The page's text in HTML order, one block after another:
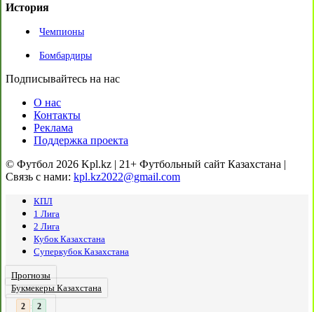
История
Чемпионы
Бомбардиры
Подписывайтесь на нас
О нас
Контакты
Реклама
Поддержка проекта
© Футбол 2026 Kpl.kz | 21+ Футбольный сайт Казахстана |
Связь с нами: kpl.kz2022@gmail.com
КПЛ
1 Лига
2 Лига
Кубок Казахстана
Суперкубок Казахстана
Прогнозы
Букмекеры Казахстана
3 : 2